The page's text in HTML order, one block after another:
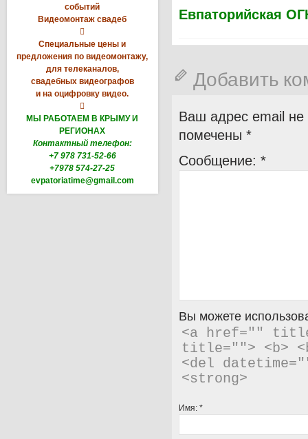
событий
Видеомонтаж свадеб

Специальные цены и
предложения по видеомонтажу,
для телеканалов,
свадебных видеографов
и на оцифровку видео.

МЫ РАБОТАЕМ В КРЫМУ И
РЕГИОНАХ
Контактный телефон:
+7 978 731-52-66
+7978 574-27-25
evpatoriatime@gmail.com
Евпаторийская
Добавить
Ваш адрес email не
помечены *
Сообщение: *
Вы можете
<a href=""
title=""> <b>
<del
<strong>
Имя: *